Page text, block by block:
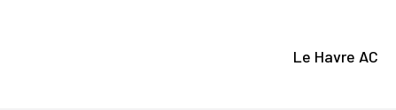
Le Havre AC